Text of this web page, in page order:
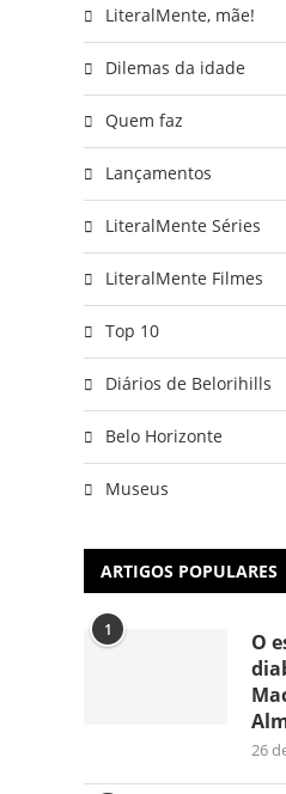
LiteralMente, mãe!
Dilemas da idade
Quem faz
Lançamentos
LiteralMente Séries
LiteralMente Filmes
Top 10
Diários de Belorihills
Belo Horizonte
Museus
ARTIGOS POPULARES
1
O
26